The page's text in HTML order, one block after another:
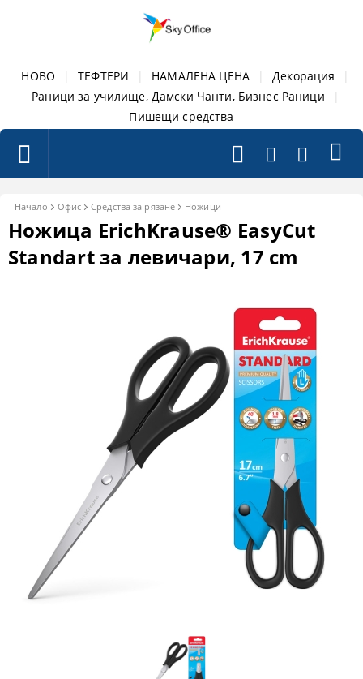
НОВО ТЕФТЕРИ НАМАЛЕНА ЦЕНА Декорация
Раници за училище, Дамски Чанти, Бизнес Раници
Пишещи средства
Начало Офис Средства за рязане Ножици
Ножица ErichKrause® EasyCut
Standart за левичари, 17 cm